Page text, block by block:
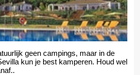
geen campings, maar in de
kun je best kamperen. Houd wel